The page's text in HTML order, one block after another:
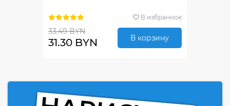
В избранное
33.49 BYN
31.30 BYN В корзину